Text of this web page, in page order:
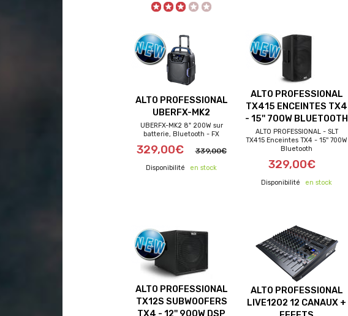
ALTO PROFESSIONAL
UBERFX-MK2
UBERFX-MK2 8" 200W sur
batterie, Bluetooth - FX
329,00€ 339,00€
en stock
frais de port offerts
ALTO PROFESSIONAL
TX415 ENCEINTES TX4
- 15'' 700W BLUETOOTH
ALTO PROFESSIONAL - SLT
TX415 Enceintes TX4 - 15'' 700W
Bluetooth
329,00€
en stock
ALTO PROFESSIONAL
TX12S SUBWOOFERS
TX4 - 12'' 900W DSP
ALTO PROFESSIONAL
LIVE1202 12 CANAUX +